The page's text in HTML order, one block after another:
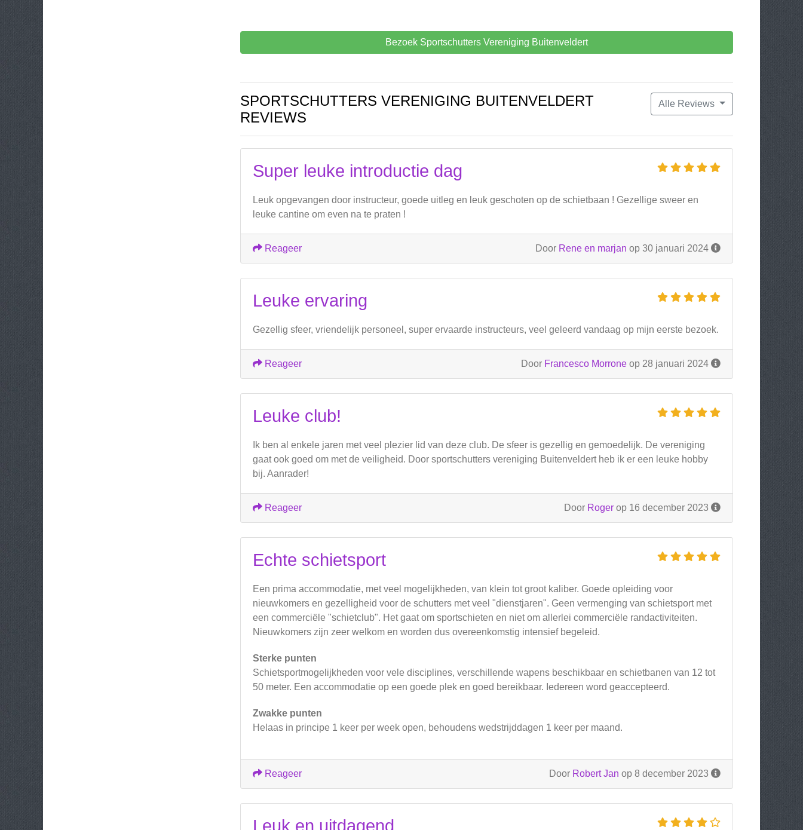
Bezoek Sportschutters Vereniging Buitenveldert
Alle Reviews
SPORTSCHUTTERS VERENIGING BUITENVELDERT
REVIEWS
Super leuke introductie dag
Leuk opgevangen door instructeur, goede uitleg en leuk geschoten op de schietbaan ! Gezellige sweer en
leuke cantine om even na te praten !
Door Rene en marjan op 30 januari 2024
Reageer
Leuke ervaring
Gezellig sfeer, vriendelijk personeel, super ervaarde instructeurs, veel geleerd vandaag op mijn eerste bezoek.
Door Francesco Morrone op 28 januari 2024
Reageer
Leuke club!
Ik ben al enkele jaren met veel plezier lid van deze club. De sfeer is gezellig en gemoedelijk. De vereniging
gaat ook goed om met de veiligheid. Door sportschutters vereniging Buitenveldert heb ik er een leuke hobby
bij. Aanrader!
Door Roger op 16 december 2023
Reageer
Echte schietsport
Een prima accommodatie, met veel mogelijkheden, van klein tot groot kaliber. Goede opleiding voor
nieuwkomers en gezelligheid voor de schutters met veel "dienstjaren". Geen vermenging van schietsport met
een commerciële "schietclub". Het gaat om sportschieten en niet om allerlei commerciële randactiviteiten.
Nieuwkomers zijn zeer welkom en worden dus overeenkomstig intensief begeleid.
Sterke punten
Schietsportmogelijkheden voor vele disciplines, verschillende wapens beschikbaar en schietbanen van 12 tot
50 meter. Een accommodatie op een goede plek en goed bereikbaar. Iedereen word geaccepteerd.
Zwakke punten
Helaas in principe 1 keer per week open, behoudens wedstrijddagen 1 keer per maand.
Door Robert Jan op 8 december 2023
Reageer
Leuk en uitdagend